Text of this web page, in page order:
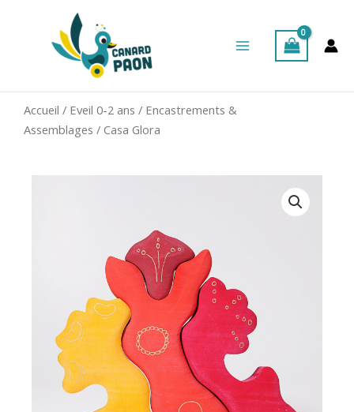
Menu
Accueil / Eveil 0-2 ans / Encastrements &
Assemblages / Casa Glora